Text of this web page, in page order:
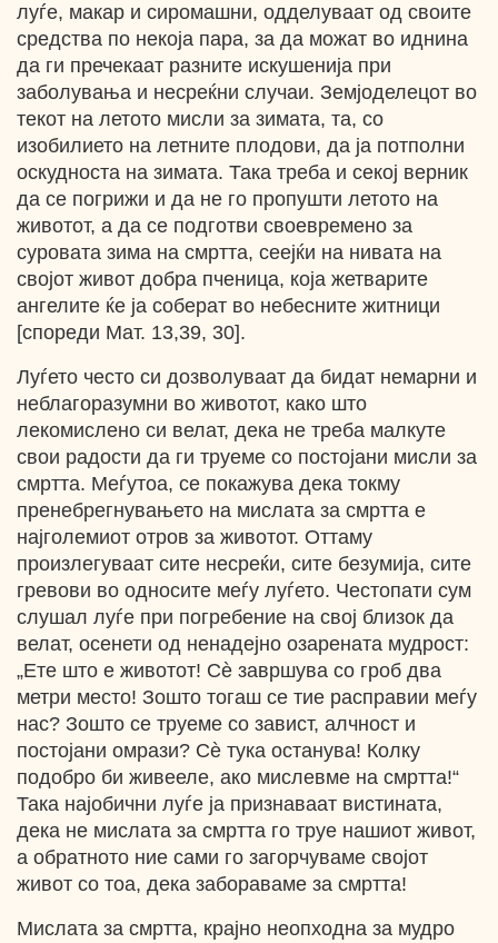
луѓе, макар и сиромашни, одделуваат од своите
средства по некоја пара, за да можат во иднина
да ги пречекаат разните искушенија при
заболувања и несреќни случаи. Земјоделецот во
текот на летото мисли за зимата, та, со
изобилието на летните плодови, да ја потполни
оскудноста на зимата. Така треба и секој верник
да се погрижи и да не го пропушти летото на
животот, а да се подготви своевремено за
суровата зима на смртта, сеејќи на нивата на
својот живот добра пченица, која жетварите
ангелите ќе ја соберат во небесните житници
[спореди Мат. 13,39, 30].
Луѓето често си дозволуваат да бидат немарни и
неблагоразумни во животот, како што
лекомислено си велат, дека не треба малкуте
свои радости да ги труеме со постојани мисли за
смртта. Меѓутоа, се покажува дека токму
пренебрегнувањето на мислата за смртта е
најголемиот отров за животот. Оттаму
произлегуваат сите несреќи, сите безумија, сите
гревови во односите меѓу луѓето. Честопати сум
слушал луѓе при погребение на свој близок да
велат, осенети од ненадејно озарената мудрост:
„Ете што е животот! Cѐ завршува со гроб два
метри место! Зошто тогаш се тие расправии меѓу
нас? Зошто се труеме со завист, алчност и
постојани омрази? Cѐ тука останува! Колку
подобро би живееле, ако мислевме на смртта!“
Така најобични луѓе ја признаваат вистината,
дека не мислата за смртта го труе нашиот живот,
a обратното ние сами го загорчуваме својот
живот со тоа, дека забораваме за смртта!
Мислата за смртта, крајно неопходна за мудро